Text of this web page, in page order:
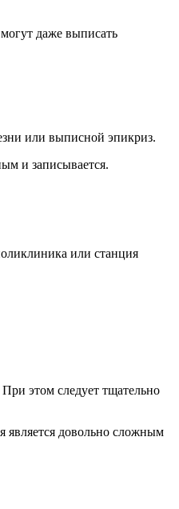
даже выписать
или выписной эпикриз.
и записывается.
или станция
этом следует тщательно
является довольно сложным